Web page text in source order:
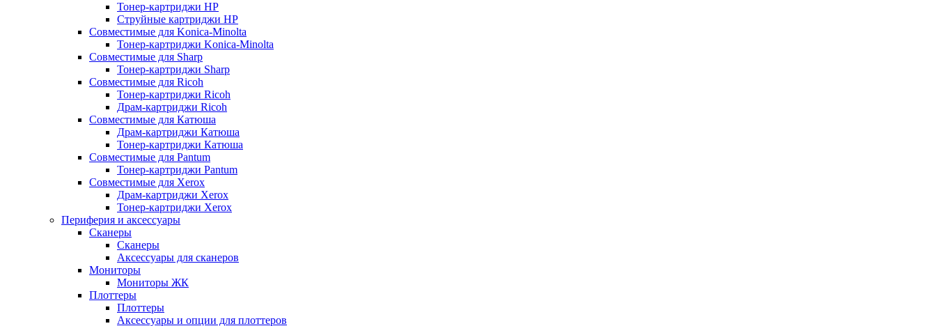
Тонер-картриджи HP
Струйные картриджи HP
Совместимые для Konica-Minolta
Тонер-картриджи Konica-Minolta
Совместимые для Sharp
Тонер-картриджи Sharp
Совместимые для Ricoh
Тонер-картриджи Ricoh
Драм-картриджи Ricoh
Совместимые для Катюша
Драм-картриджи Катюша
Тонер-картриджи Катюша
Совместимые для Pantum
Тонер-картриджи Pantum
Совместимые для Xerox
Драм-картриджи Xerox
Тонер-картриджи Xerox
Периферия и аксессуары
Сканеры
Сканеры
Аксессуары для сканеров
Мониторы
Мониторы ЖК
Плоттеры
Плоттеры
Аксессуары и опции для плоттеров